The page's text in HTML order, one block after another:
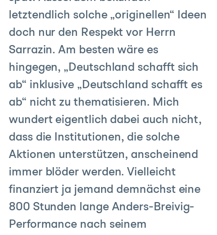
letztendlich solche „originellen“ Ideen
doch nur den Respekt vor Herrn
Sarrazin. Am besten wäre es
hingegen, „Deutschland schafft sich
ab“ inklusive „Deutschland schafft es
ab“ nicht zu thematisieren. Mich
wundert eigentlich dabei auch nicht,
dass die Institutionen, die solche
Aktionen unterstützen, anscheinend
immer blöder werden. Vielleicht
finanziert ja jemand demnächst eine
800 Stunden lange Anders-Breivig-
Performance nach seinem